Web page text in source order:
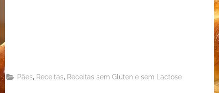
X
Pães Receitas Receitas sem Glúten e sem Lactose